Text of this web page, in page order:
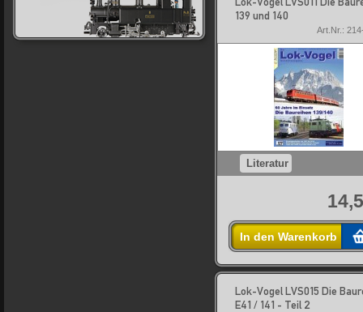
139 und 140
Art.Nr.:
Literatur
In den Warenkorb
Lok-Vogel LVS015 Die
E41 / 141 - Teil 2